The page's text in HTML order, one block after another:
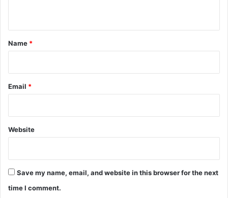
*
Name *
Email *
Website
Save my name, email, and website in this browser for the next
time I comment.